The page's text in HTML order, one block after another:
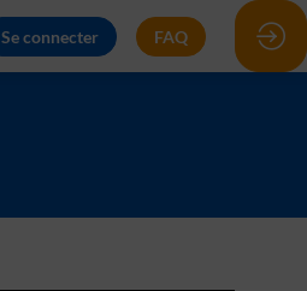
Se connecter FAQ